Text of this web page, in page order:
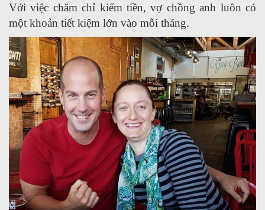
Với việc chăm chỉ kiếm tiền, vợ chồng anh luôn có
một khoản tiết kiệm lớn vào mỗi tháng.